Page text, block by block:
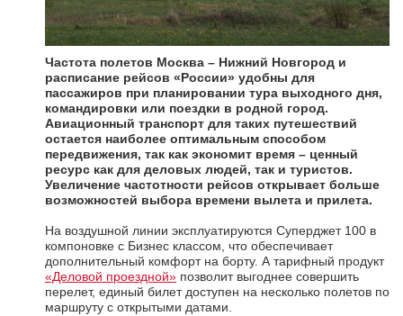
Частота полетов Москва – Нижний Новгород и
расписание рейсов «России» удобны для
пассажиров при планировании тура выходного дня,
командировки или поездки в родной город.
Авиационный транспорт для таких путешествий
остается наиболее оптимальным способом
передвижения, так как экономит время – ценный
ресурс как для деловых людей, так и туристов.
Увеличение частотности рейсов открывает больше
возможностей выбора времени вылета и прилета.
На воздушной линии эксплуатируются Суперджет 100 в
компоновке с Бизнес классом, что обеспечивает
дополнительный комфорт на борту. А тарифный продукт
«Деловой проездной» позволит выгоднее совершить
перелет, единый билет доступен на несколько полетов по
маршруту с открытыми датами.